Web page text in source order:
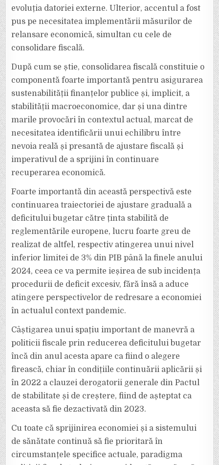
evoluția datoriei externe. Ulterior, accentul a fost
pus pe necesitatea implementării măsurilor de
relansare economică, simultan cu cele de
consolidare fiscală.
După cum se știe, consolidarea fiscală constituie o
componentă foarte importantă pentru asigurarea
sustenabilității finanțelor publice și, implicit, a
stabilității macroeconomice, dar și una dintre
marile provocări în contextul actual, marcat de
necesitatea identificării unui echilibru între
nevoia reală și presantă de ajustare fiscală și
imperativul de a sprijini în continuare
recuperarea economică.
Foarte importantă din această perspectivă este
continuarea traiectoriei de ajustare graduală a
deficitului bugetar către ținta stabilită de
reglementările europene, lucru foarte greu de
realizat de altfel, respectiv atingerea unui nivel
inferior limitei de 3% din PIB până la finele anului
2024, ceea ce va permite ieșirea de sub incidența
procedurii de deficit excesiv, fără însă a aduce
atingere perspectivelor de redresare a economiei
în actualul context pandemic.
Câștigarea unui spațiu important de manevră a
politicii fiscale prin reducerea deficitului bugetar
încă din anul acesta apare ca fiind o alegere
firească, chiar în condițiile continuării aplicării și
în 2022 a clauzei derogatorii generale din Pactul
de stabilitate și de creștere, fiind de așteptat ca
aceasta să fie dezactivată din 2023.
Cu toate că sprijinirea economiei și a sistemului
de sănătate continuă să fie prioritară în
circumstanțele specifice actuale, paradigma